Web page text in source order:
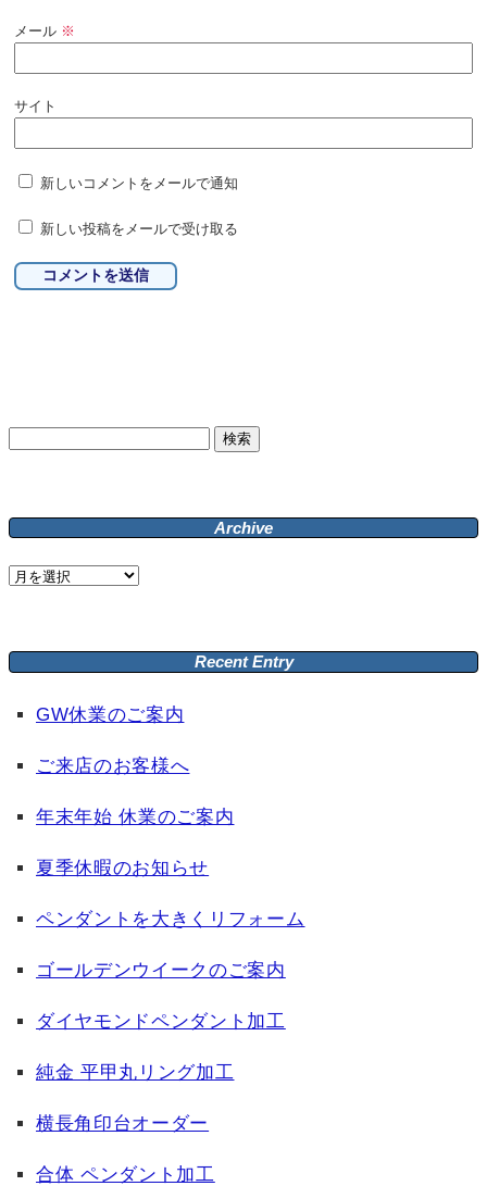
メール ※
サイト
新しいコメントをメールで通知
新しい投稿をメールで受け取る
Archive
Archive
Recent Entry
GW休業のご案内
ご来店のお客様へ
年末年始 休業のご案内
夏季休暇のお知らせ
ペンダントを大きくリフォーム
ゴールデンウイークのご案内
ダイヤモンドペンダント加工
純金 平甲丸リング加工
横長角印台オーダー
合体 ペンダント加工